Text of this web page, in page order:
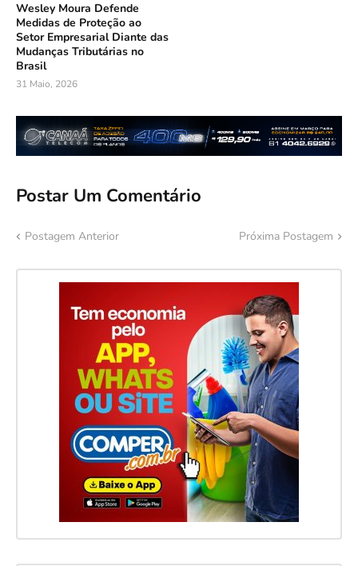
Wesley Moura Defende
Medidas de Proteção ao
Setor Empresarial Diante das
Mudanças Tributárias no
Brasil
31 Maio, 2026
Postar Um Comentário
Postagem Anterior Próxima Postagem